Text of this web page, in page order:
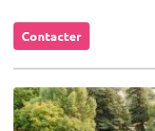
Contacter